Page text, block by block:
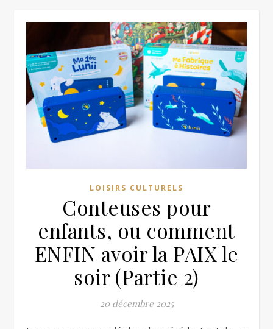
LOISIRS CULTURELS
Conteuses pour
enfants, ou comment
ENFIN avoir la PAIX le
soir (Partie 2)
20 décembre 2025